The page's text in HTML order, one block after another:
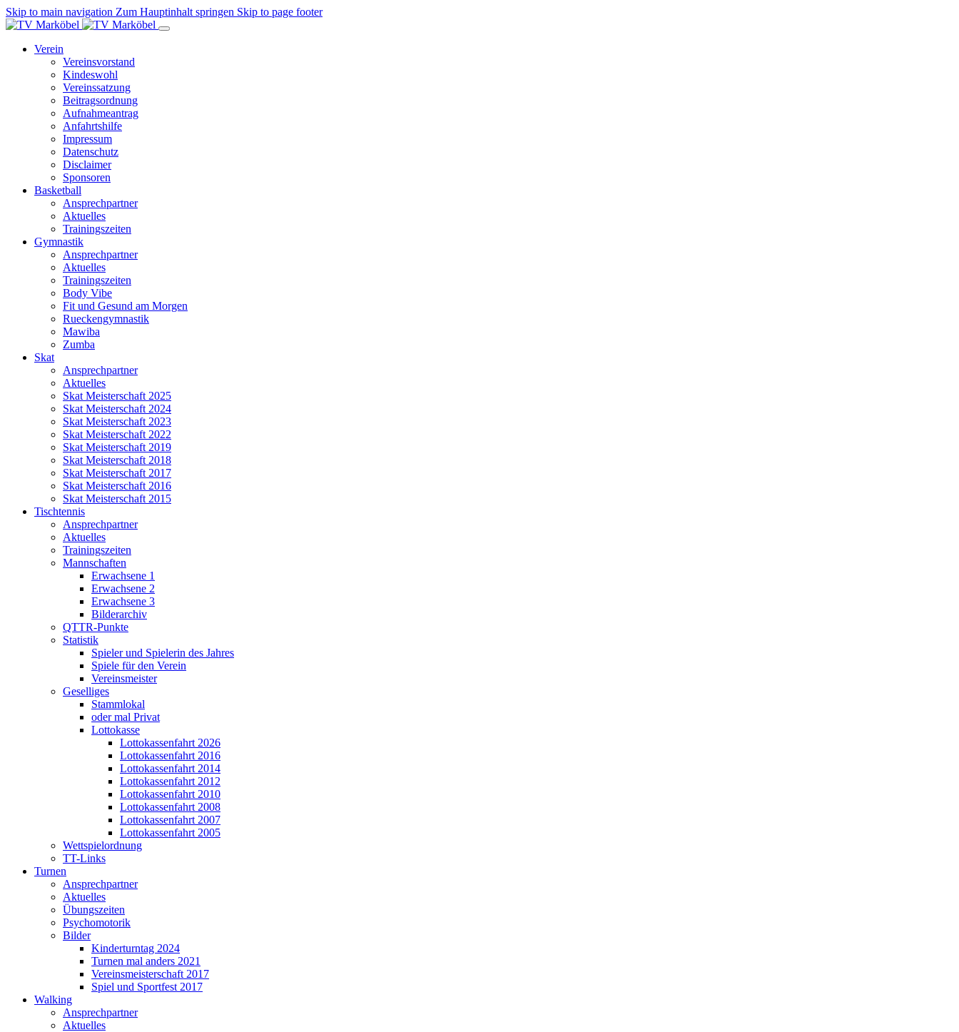
Skip to main navigation Zum Hauptinhalt springen Skip to page footer
Verein
Vereinsvorstand
Kindeswohl
Vereinssatzung
Beitragsordnung
Aufnahmeantrag
Anfahrtshilfe
Impressum
Datenschutz
Disclaimer
Sponsoren
Basketball
Ansprechpartner
Aktuelles
Trainingszeiten
Gymnastik
Ansprechpartner
Aktuelles
Trainingszeiten
Body Vibe
Fit und Gesund am Morgen
Rueckengymnastik
Mawiba
Zumba
Skat
Ansprechpartner
Aktuelles
Skat Meisterschaft 2025
Skat Meisterschaft 2024
Skat Meisterschaft 2023
Skat Meisterschaft 2022
Skat Meisterschaft 2019
Skat Meisterschaft 2018
Skat Meisterschaft 2017
Skat Meisterschaft 2016
Skat Meisterschaft 2015
Tischtennis
Ansprechpartner
Aktuelles
Trainingszeiten
Mannschaften
Erwachsene 1
Erwachsene 2
Erwachsene 3
Bilderarchiv
QTTR-Punkte
Statistik
Spieler und Spielerin des Jahres
Spiele für den Verein
Vereinsmeister
Geselliges
Stammlokal
oder mal Privat
Lottokasse
Lottokassenfahrt 2026
Lottokassenfahrt 2016
Lottokassenfahrt 2014
Lottokassenfahrt 2012
Lottokassenfahrt 2010
Lottokassenfahrt 2008
Lottokassenfahrt 2007
Lottokassenfahrt 2005
Wettspielordnung
TT-Links
Turnen
Ansprechpartner
Aktuelles
Übungszeiten
Psychomotorik
Bilder
Kinderturntag 2024
Turnen mal anders 2021
Vereinsmeisterschaft 2017
Spiel und Sportfest 2017
Walking
Ansprechpartner
Aktuelles